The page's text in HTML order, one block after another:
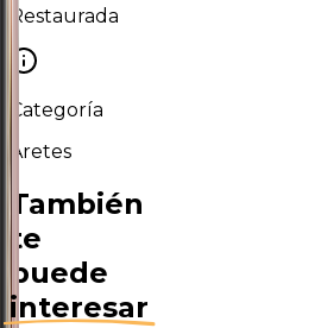
Restaurada
Categoría
Aretes
También
te
puede
interesar